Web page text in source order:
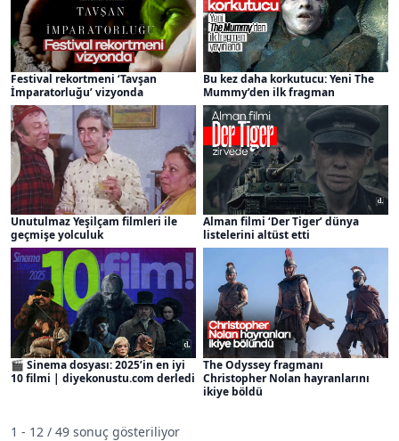
Festival rekortmeni ‘Tavşan
İmparatorluğu’ vizyonda
Bu kez daha korkutucu: Yeni The
Mummy’den ilk fragman
Unutulmaz Yeşilçam filmleri ile
geçmişe yolculuk
Alman filmi ‘Der Tiger’ dünya
listelerini altüst etti
🎬 Sinema dosyası: 2025’in en iyi
10 filmi | diyekonustu.com derledi
The Odyssey fragmanı
Christopher Nolan hayranlarını
ikiye böldü
1 - 12 / 49 sonuç gösteriliyor